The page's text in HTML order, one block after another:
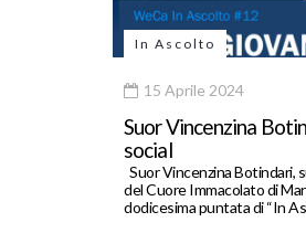
In Ascolto
15 Aprile 2024
Suor Vincenzina
social
Suor Vincenzina Botindari,
del Cuore Immacolato di
dodicesima puntata di “In